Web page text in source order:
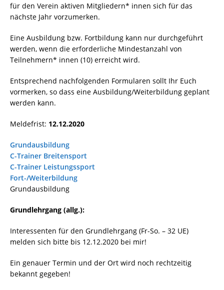
für den Verein aktiven Mitgliedern* innen sich für das
nächste Jahr vorzumerken.
Eine Ausbildung bzw. Fortbildung kann nur durchgeführt
werden, wenn die erforderliche Mindestanzahl von
Teilnehmern* innen (10) erreicht wird.
Entsprechend nachfolgenden Formularen sollt Ihr Euch
vormerken, so dass eine Ausbildung/Weiterbildung geplant
werden kann.
Meldefrist: 12.12.2020
Grundausbildung
C-Trainer Breitensport
C-Trainer Leistungssport
Fort-/Weiterbildung
Grundausbildung
Grundlehrgang (allg.):
Interessenten für den Grundlehrgang (Fr-So. – 32 UE)
melden sich bitte bis 12.12.2020 bei mir!
Ein genauer Termin und der Ort wird noch rechtzeitig
bekannt gegeben!